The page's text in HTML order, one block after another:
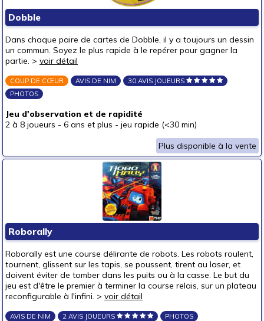
Puzzles & casse-têtes
un bébé (0-3 ans)
un p'tit bout (3-6 ans)
un junior (6-8 ans)
un jeune ado (8-12 ans)
un ado (12-16 ans)
(2)
Prix
autour de 20 €
(1)
autour de 25 €
autour de 30 €
autour de 40 €
autour de 50 €
50 € et au-delà
Dobble
Dans chaque paire de cartes de Dobble, il y a toujours un dessin
un commun. Soyez le plus rapide à le repérer pour gagner la
partie. > voir détail
COUP DE CŒUR AVIS DE NIM
30 AVIS JOUEURS
PHOTOS
Jeu d'observation et de rapidité
2 à 8 joueurs - 6 ans et plus - jeu rapide (<30 min)
Plus disponible à la vente
Roborally
Roborally est une course délirante de robots. Les robots roulent,
tournent, glissent sur les tapis, se poussent, tirent au laser, et
doivent éviter de tomber dans les puits ou à la casse. Le but du
jeu est d'être le premier à terminer la course relais, sur un plateau
reconfigurable à l'infini. > voir détail
AVIS DE NIM 2 AVIS JOUEURS PHOTOS